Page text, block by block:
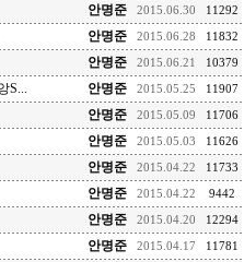
안명준 2015.06.30 11292
안명준 2015.06.28 11832
안명준 2015.06.21 10379
S... 안명준 2015.05.25 11907
안명준 2015.05.09 11706
안명준 2015.05.03 11626
안명준 2015.04.22 11733
안명준 2015.04.22 9442
안명준 2015.04.20 12294
안명준 2015.04.17 11781